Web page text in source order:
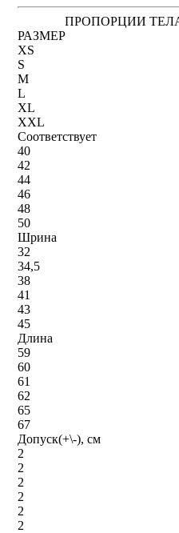
ПРОПОРЦИИ
РАЗМЕР
XS
S
M
L
XL
XXL
Соответствует
40
42
44
46
48
50
Шрина
32
34,5
38
41
43
45
Длина
59
60
61
62
65
67
Допуск(+\-), см
2
2
2
2
2
2